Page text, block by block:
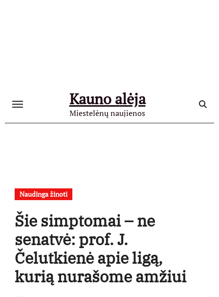
Kauno alėja
Miestelėnų naujienos
Naudinga žinoti
Šie simptomai – ne
senatvė: prof. J.
Čelutkienė apie ligą,
kurią nurašome amžiui